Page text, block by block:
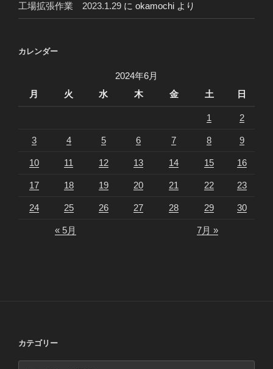
工場拡張作業 2023.1.29 に okamochi より
カレンダー
2024年6月
月
火 水 木 金 土 日
1 2
3 4 5 6 7 8 9
10 11 12 13 14 15 16
17 18 19 20 21 22 23
24 25 26 27 28 29 30
« 5月 7月 »
カテゴリー